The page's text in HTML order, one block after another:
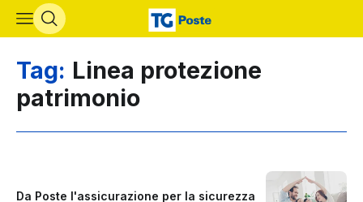
Vai al contenuto principale
Tag: Linea protezione
patrimonio
Da Poste l'assicurazione per la sicurezza